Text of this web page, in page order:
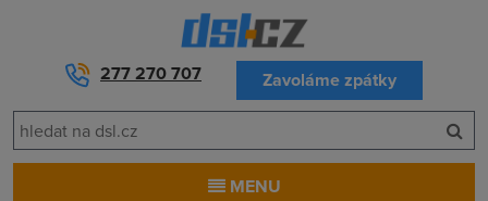
277 270 707 Zavoláme zpátky
MENU